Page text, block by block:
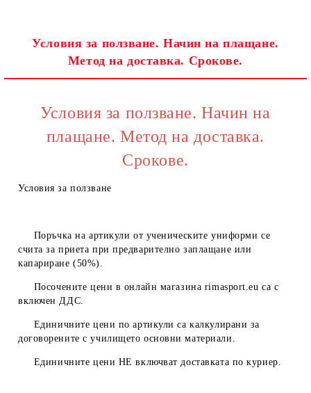
Съгласен съм сПолитиката за лични данни
Условия за ползване. Начин на плащане.
Метод на доставка. Срокове.
Условия за ползване. Начин на
плащане. Метод на доставка.
Срокове.
Условия за ползване
Поръчка на артикули от ученическите униформи се
счита за приета при предварително заплащане или
капариране (50%).
Посочените цени в онлайн магазина rimasport.eu са с
включен ДДС.
Единичните цени по артикули са калкулирани за
договорените с училището основни материали.
Единичните цени НЕвключват доставката по куриер.